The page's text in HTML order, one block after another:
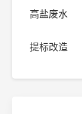
高盐废水
提标改造